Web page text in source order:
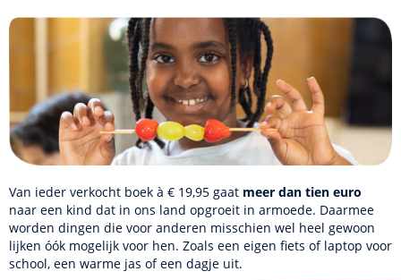
Van ieder verkocht boek à € 19,95 gaat meer dan tien euro
naar een kind dat in ons land opgroeit in armoede. Daarmee
worden dingen die voor anderen misschien wel heel gewoon
lijken óók mogelijk voor hen. Zoals een eigen fiets of laptop voor
school, een warme jas of een dagje uit.